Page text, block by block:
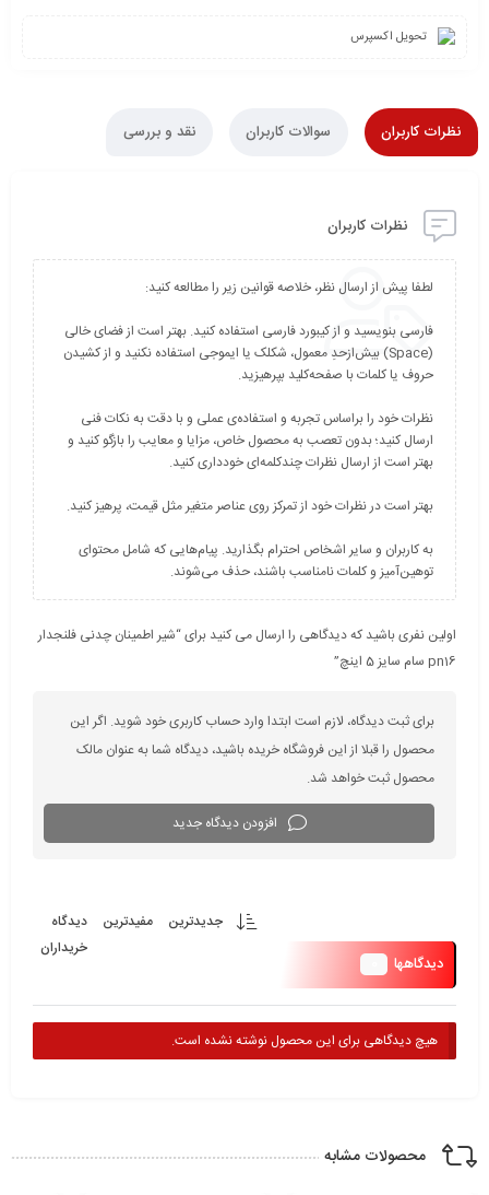
تحویل اکسپرس
نظرات کاربران سوالات کاربران نقد و بررسی
نظرات کاربران
فارسی بنویسید و از کیبورد فارسی استفاده کنید. بهتر است از فضای خالی
(Space) بیش‌از‌حدِ معمول، شکلک یا ایموجی استفاده نکنید و از کشیدن
نظرات خود را براساس تجربه و استفاده‌ی عملی و با دقت به نکات فنی
ارسال کنید؛ بدون تعصب به محصول خاص، مزایا و معایب را بازگو کنید و
به کاربران و سایر اشخاص احترام بگذارید. پیام‌هایی که شامل محتوای
توهین‌آمیز و کلمات نامناسب باشند، حذف می‌شوند.
اولین نفری باشید که دیدگاهی را ارسال می کنید برای “شیر اطمینان چدنی فلنجدار
pn16 سام سایز 5 اینچ”
برای ثبت دیدگاه، لازم است ابتدا وارد حساب کاربری خود شوید. اگر این
محصول را قبلا از این فروشگاه خریده باشید، دیدگاه شما به عنوان مالک
محصول ثبت خواهد شد.
افزودن دیدگاه جدید
دیدگاهها
جدیدترین مفیدترین
دیدگاه
خریداران
هیچ دیدگاهی برای این محصول نوشته نشده است.
محصولات مشابه